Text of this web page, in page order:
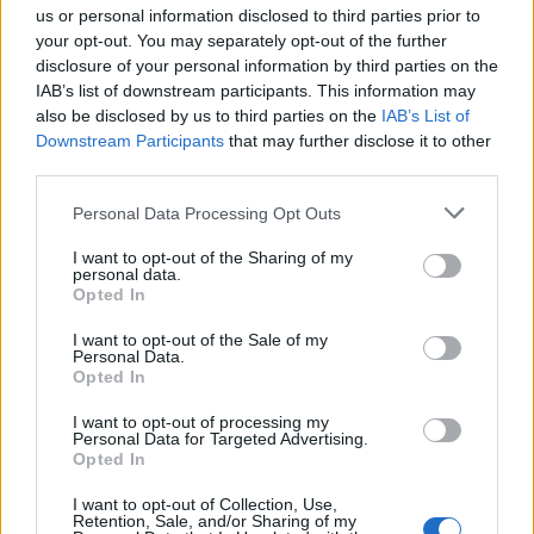
us or personal information disclosed to third parties prior to
your opt-out. You may separately opt-out of the further
disclosure of your personal information by third parties on the
IAB’s list of downstream participants. This information may
also be disclosed by us to third parties on the IAB’s List of
Downstream Participants that may further disclose it to other
Personal Data Processing Opt Outs
I want to opt-out of the Sharing of my
personal data.
Opted In
I want to opt-out of the Sale of my
Personal Data.
Opted In
I want to opt-out of processing my
Personal Data for Targeted Advertising.
Opted In
I want to opt-out of Collection, Use,
Retention, Sale, and/or Sharing of my
Ψωρίαση: Τα νέα φάρμακα για την παχυσαρκία
ίσως προσφέρουν πρόσθε…